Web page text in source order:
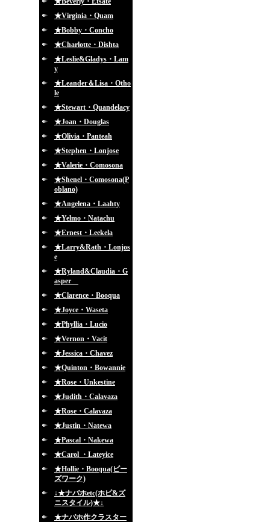
★Virginia・Quam
★Bobby・Concho
★Charlotte・Dishta
★Leslie&Gladys・Lam
y
★Leander＆Lisa・Otho
le
★Stewart・Quandelacy
★Joan・Douglas
★Olivia・Panteah
★Stephen・Lonjose
★Valerie・Comosona
★Shenel・Comosona(P
oblano)
★Angelena・Laahty
★Yelmo・Natachu
★Ernest・Leekela
★Larry&Rath・Lonjos
e
★Ryland&Claudia・G
asper
★Clarence・Booqua
★Joyce・Waseta
★Phyllia・Lucio
★Vernon・Vacit
★Jessica・Chavez
★Quinton・Bowannie
★Rose・Unkestine
★Judith・Calavaza
★Rose・Calavaza
★Justin・Natewa
★Pascal・Nakewa
★Carol ・Lateyice
★Hollie・Booqua(ビー
ズワーク)
↓★ナバホetc(ホピ&ズ
ニスタイル)★↓
★ナバホ作クラスター